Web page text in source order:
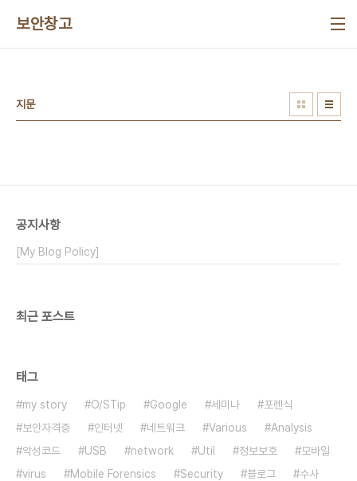
보안창고
지문
공지사항
[My Blog Policy]
최근 포스트
태그
my story O/STip Google 세미나
포렌식
보안자격증
인터넷 네트워크 Various
Analysis
악성코드
USB network Util 정보보호
모바일
virus
Mobile Forensics Security 블로그
수사